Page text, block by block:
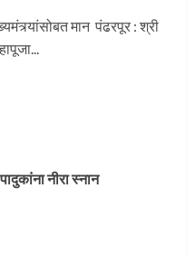
मान पंढरपूर : श्री
नीरा स्नान